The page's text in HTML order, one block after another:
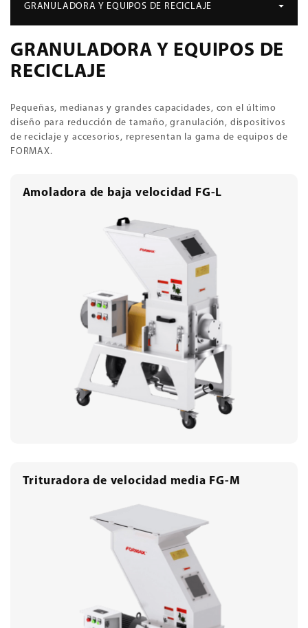
GRANULADORA Y EQUIPOS DE RECICLAJE
GRANULADORA Y EQUIPOS DE
RECICLAJE
Pequeñas, medianas y grandes capacidades, con el último
diseño para reducción de tamaño, granulación, dispositivos
de reciclaje y accesorios, representan la gama de equipos de
FORMAX.
Amoladora de baja velocidad FG-L
Trituradora de velocidad media FG-M